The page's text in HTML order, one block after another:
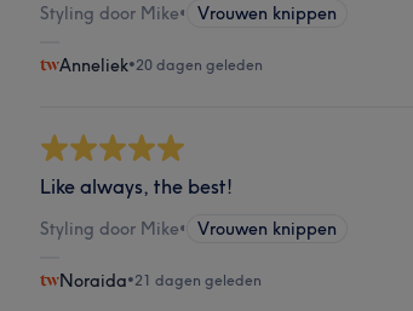
Styling door Mike• Vrouwen knippen
Anneliek•20 dagen geleden
Like always, the best!
Styling door Mike• Vrouwen knippen
Noraida•21 dagen geleden